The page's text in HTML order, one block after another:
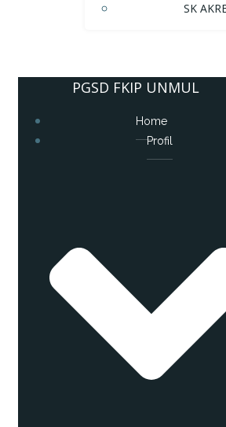
SK
PGSD FKIP UNMUL
Home
Profil